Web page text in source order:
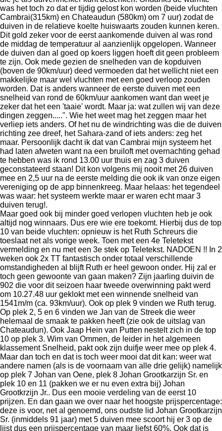
was het toch zo dat er tijdig gelost kon worden (beide vluchten
Cambrai(315km) en Chateaudun (580km) om 7 uur) zodat de
duiven in de relatieve koelte huiswaarts zouden kunnen keren.
Dit gold zeker voor de eerst aankomende duiven al was rond
de middag de temperatuur al aanzienlijk opgelopen. Wanneer
de duiven dan al goed op koers liggen hoeft dit geen probleem
te zijn. Ook mede gezien de snelheden van de kopduiven
(boven de 90km/uur) deed vermoeden dat het wellicht niet een
makkelijke maar wel vluchten met een goed verloop zouden
worden. Dat is anders wanneer de eerste duiven met een
snelheid van rond de 60km/uur aankomen want dan weet je
zeker dat het een 'taaie' wordt. Maar ja: wat zullen wij van deze
dingen zeggen.....". Wie het weet mag het zeggen maar het
verliep iets anders. Of het nu de windrichting was die de duiven
richting zee dreef, het Sahara-zand of iets anders: zeg het
maar. Persoonlijk dacht ik dat van Cambrai mijn systeem het
had laten afweten want na een bruiloft met overnachting gehad
te hebben was ik rond 13.00 uur thuis en zag 3 duiven
geconstateerd staan! Dit kon volgens mij nooit met 26 duiven
mee en 2,5 uur na de eerste melding die ook ik van onze eigen
vereniging op de app binnenkreeg. Maar helaas: het tegendeel
was waar: het systeem werkte maar er waren echt maar 3
duiven terug!.
Maar goed ook bij minder goed verlopen vluchten heb je ook
altijd nog winnaars. Dus ere wie ere toekomt. Hierbij dus de top
10 van beide vluchten: opnieuw is het Ruth Schreurs die
toeslaat net als vorige week. Toen met een 4e Teletekst
vermelding en nu met een 3e stek op Teletekst. NADOEN !! In 2
weken ook 2x TT fantastisch onder totaal verschillende
omstandigheden al blijft Ruth er heel gewoon onder. Hij zal er
toch geen gewoonte van gaan maken? Zijn jaarling duivin de
902 die voor dit seizoen haar tweede overwinning pakt werd
om 10.27.48 uur geklokt met een winnende snelheid van
1541m/m (ca. 93km/uur). Ook op plek 9 vinden we Ruth terug.
Op plek 2, 5 en 6 vinden we Jan van de Streek die weer
helemaal de smaak te pakken heeft (zie ook de uitslag van
Chateaudun). Ook Jaap Hein van Putten nestelt zich in de top
10 op plek 3. Wim van Ommen, de leider in het algemeen
klassement Snelheid, pakt ook zijn duifje weer mee op plek 4.
Maar dan toch en dat is toch weer mooi dat dit kan: weer wat
andere namen (als is de voornaam van alle drie gelijk) namelijk
op plek 7 Johan van Oene, plek 8 Johan Grootkarzijn Sr. en
plek 10 en 11 (pakken we er nu even extra bij) Johan
Grootkrzijn Jr.. Dus een mooie verdeling van de eerst 10
prijzen. En dan gaan we over naar het hoogste prijspercentage:
deze is voor, net al genoemd, ons oudste lid Johan Grootkarzijn
Sr. (inmiddels 91 jaar) met 5 duiven mee scoort hij er 3 op de
lijst dus een prijspercentage van maar liefst 60%. Ook dat is